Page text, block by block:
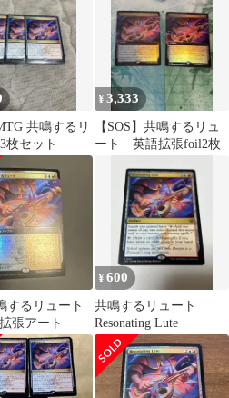
共鳴するリ
枚セット
¥3,333
【SOS】共鳴するリュ
ート 英語拡張foil2枚
するリュート
張アート
¥600
共鳴するリュート
Resonating Lute